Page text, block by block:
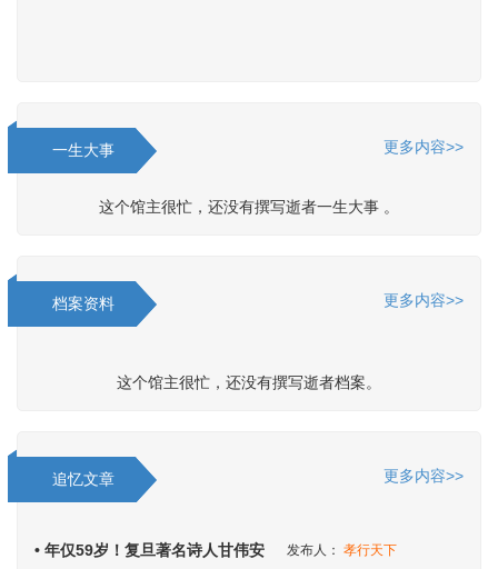
一生大事 更多内容>>
这个馆主很忙，还没有撰写逝者一生大事 。
档案资料 更多内容>>
这个馆主很忙，还没有撰写逝者档案。
追忆文章 更多内容>>
• 年仅59岁！复旦著名诗人甘伟安 发布人： 孝行天下